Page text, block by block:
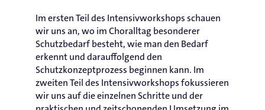
Im ersten Teil des Intensivworkshops schauen
wir uns an, wo im Choralltag besonderer
Schutzbedarf besteht, wie man den Bedarf
erkennt und darauffolgend den
Schutzkonzeptprozess beginnen kann. Im
zweiten Teil des Intensivworkshops fokussieren
wir uns auf die einzelnen Schritte und der